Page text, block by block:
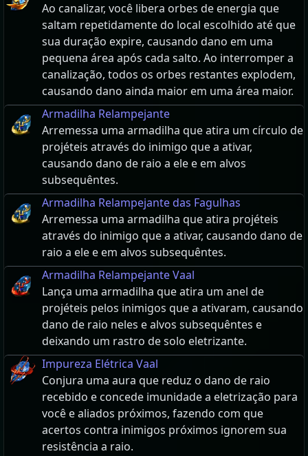
Ao canalizar, você libera orbes de energia que
saltam repetidamente do local escolhido até que
sua duração expire, causando dano em uma
pequena área após cada salto. Ao interromper a
canalização, todos os orbes restantes explodem,
causando dano ainda maior em uma área maior.
Armadilha Relampejante
Arremessa uma armadilha que atira um círculo de
projéteis através do inimigo que a ativar,
causando dano de raio a ele e em alvos
subsequêntes.
Armadilha Relampejante das Fagulhas
Arremessa uma armadilha que atira projéteis
através do inimigo que a ativar, causando dano de
raio a ele e em alvos subsequêntes.
Armadilha Relampejante Vaal
Lança uma armadilha que atira um anel de
projéteis pelos inimigos que a ativaram, causando
dano de raio neles e alvos subsequêntes e
deixando um rastro de solo eletrizante.
Impureza Elétrica Vaal
Conjura uma aura que reduz o dano de raio
recebido e concede imunidade a eletrização para
você e aliados próximos, fazendo com que
acertos contra inimigos próximos ignorem sua
resistência a raio.